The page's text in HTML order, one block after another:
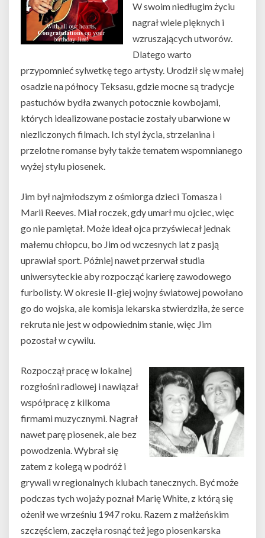
W swoim niedługim życiu
nagrał wiele pięknych i
wzruszających utworów.
Dlatego warto
przypomnieć sylwetkę tego artysty. Urodził się w małej
osadzie na północy Teksasu, gdzie mocne są tradycje
pastuchów bydła zwanych potocznie kowbojami,
których idealizowane postacie zostały ubarwione w
niezliczonych filmach. Ich styl życia, strzelanina i
przelotne romanse były także tematem wspomnianego
wyżej stylu piosenek.
Jim był najmłodszym z ośmiorga dzieci Tomasza i
Marii Reeves. Miał roczek, gdy umarł mu ojciec, więc
go nie pamiętał. Może ideał ojca przyświecał jednak
małemu chłopcu, bo Jim od wczesnych lat z pasją
uprawiał sport. Póżniej nawet przerwał studia
uniwersyteckie aby rozpocząć karierę zawodowego
furbolisty. W okresie II-giej wojny światowej powołano
go do wojska, ale komisja lekarska stwierdziła, że serce
rekruta nie jest w odpowiednim stanie, więc Jim
pozostał w cywilu.
Rozpoczął pracę w lokalnej
rozgłośni radiowej i nawiązał
współpracę z kilkoma
firmami muzycznymi. Nagrał
nawet parę piosenek, ale bez
powodzenia. Wybrał się
zatem z kolegą w podróż i
grywali w regionalnych klubach tanecznych. Być może
podczas tych wojaży poznał Marię White, z którą się
ożenił we wrześniu 1947 roku. Razem z małżeńskim
szczęściem, zaczęła rosnąć też jego piosenkarska